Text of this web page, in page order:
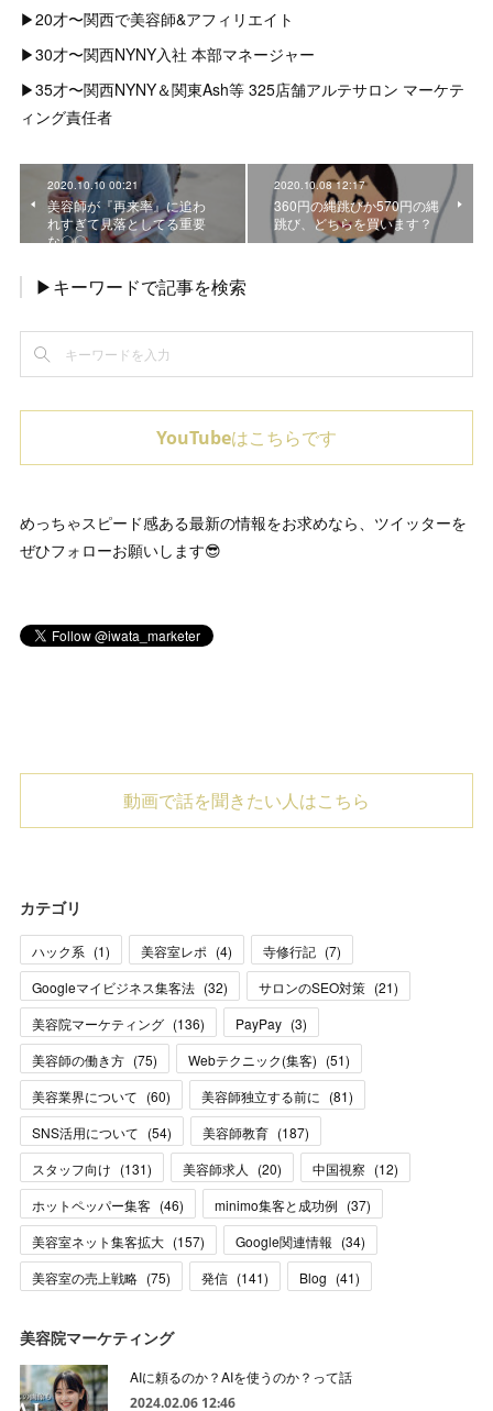
▶︎20才〜関西で美容師&アフィリエイト
▶︎30才〜関西NYNY入社 本部マネージャー
▶︎35才〜関西NYNY＆関東Ash等 325店舗アルテサロン マーケテ
ィング責任者
2020.10.10 00:21
美容師が『再来率』に追わ
れすぎて見落としてる重要
な〇〇
2020.10.08 12:17
360円の縄跳びか570円の縄
跳び、どちらを買います？
▶キーワードで記事を検索
YouTubeはこちらです
めっちゃスピード感ある最新の情報をお求めなら、ツイッターを
ぜひフォローお願いします😎
動画で話を聞きたい人はこちら
カテゴリ
ハック系 (1) 美容室レポ (4) 寺修行記 (7)
Googleマイビジネス集客法 (32) サロンのSEO対策 (21)
美容院マーケティング (136) PayPay (3)
美容師の働き方 (75) Webテクニック(集客) (51)
美容業界について (60) 美容師独立する前に (81)
SNS活用について (54) 美容師教育 (187)
スタッフ向け (131) 美容師求人 (20) 中国視察 (12)
ホットペッパー集客 (46) minimo集客と成功例 (37)
美容室ネット集客拡大 (157) Google関連情報 (34)
美容室の売上戦略 (75) 発信 (141) Blog (41)
美容院マーケティング
AIに頼るのか？AIを使うのか？って話
2024.02.06 12:46